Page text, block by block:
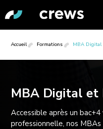
Accueil Formations MBA Digital
MBA Digital
Accessible après un
professionnelle, nos